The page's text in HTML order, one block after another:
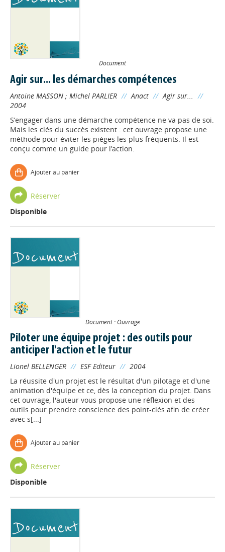
Document
Agir sur... les démarches compétences
Antoine MASSON ; Michel PARLIER // Anact // Agir sur... //
2004
S’engager dans une démarche compétence ne va pas de soi.
Mais les clés du succès existent : cet ouvrage propose une
méthode pour éviter les pièges les plus fréquents. Il est
conçu comme un guide pour l’action.
Ajouter au panier
Réserver
Disponible
Document : Ouvrage
Piloter une équipe projet : des outils pour
anticiper l'action et le futur
Lionel BELLENGER // ESF Editeur // 2004
La réussite d'un projet est le résultat d'un pilotage et d'une
animation d'équipe et ce, dès la conception du projet. Dans
cet ouvrage, l'auteur vous propose une réflexion et des
outils pour prendre conscience des point-clés afin de créer
avec s[...]
Ajouter au panier
Réserver
Disponible